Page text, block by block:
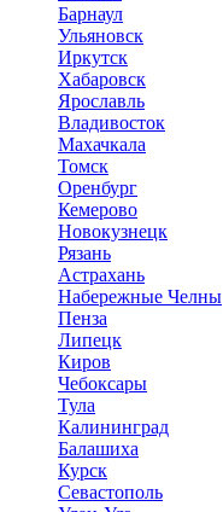
Барнаул
Ульяновск
Иркутск
Хабаровск
Ярославль
Владивосток
Махачкала
Томск
Оренбург
Кемерово
Новокузнецк
Рязань
Астрахань
Набережные Челны
Пенза
Липецк
Киров
Чебоксары
Тула
Калининград
Балашиха
Курск
Севастополь